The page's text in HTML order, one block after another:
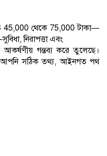
45,000 থেকে 75,000 টাকা—
নিরাপত্তা এবং
গন্তব্য করে তুলেছে।
সঠিক তথ্য, আইনগত পথ